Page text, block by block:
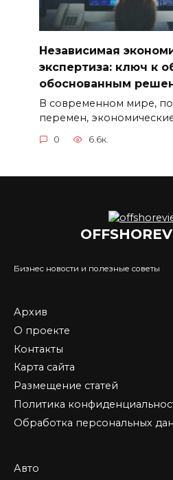
Независимая
экспертиза: ключ к
обоснованным
В современном мире,
перемен,
0 6.6к.
Бизнес новости и полезные советы
Архив
О проекте
Контакты
Карта сайта
Размещение статей
Политика
Обработка персональных
Авто